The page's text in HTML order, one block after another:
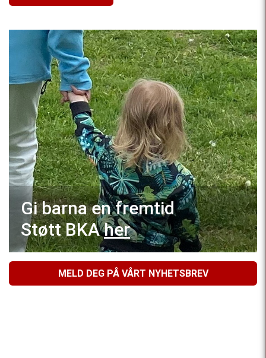
Gi barna en fremtid
Støtt BKAher
MELD DEG PÅ VÅRT NYHETSBREV